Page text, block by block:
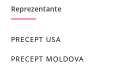
Reprezentante
PRECEPT USA
PRECEPT MOLDOVA